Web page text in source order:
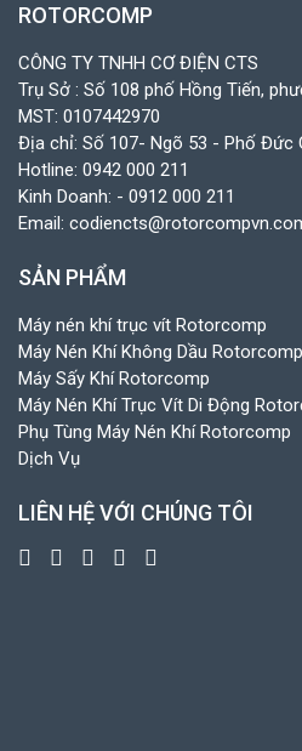
ROTORCOMP
CÔNG TY TNHH CƠ ĐIỆN CTS
Trụ Sở : Số 108 phố Hồng Tiến,
MST: 0107442970
Địa chỉ: Số 107- Ngõ 53 - Phố Đức
Hotline: 0942 000 211
Kinh Doanh: - 0912 000 211
Email:
SẢN PHẨM
Máy nén khí trục vít Rotorcomp
Máy Nén Khí Không Dầu Rotorcomp
Máy Sấy Khí Rotorcomp
Máy Nén Khí Trục Vít Di Động
Phụ Tùng Máy Nén Khí Rotorcomp
Dịch Vụ
LIÊN HỆ VỚI CHÚNG TÔI